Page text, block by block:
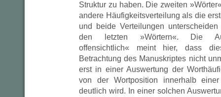
Struktur zu haben. Die zweiten
andere Häufigkeitsverteilung als die
und beide Verteilungen
den letzten »Wörtern«. Die
offensichtlich« meint hier, dass
Betrachtung des Manuskriptes nicht
erst in einer Auswertung der
von der Wortposition innerhalb
deutlich wird. In einer solchen